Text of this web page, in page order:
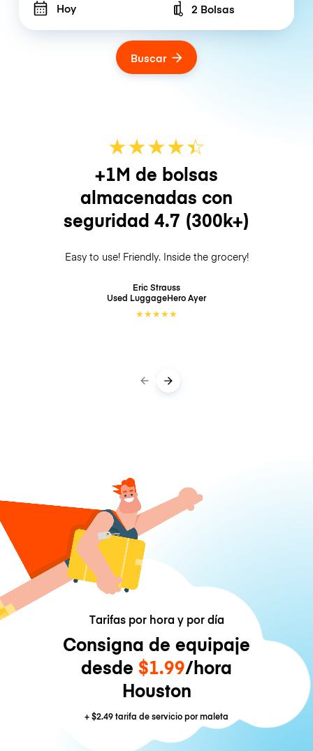
Hoy Number of bags
2 Bolsas
Buscar
★★★★☆
★
+1M de bolsas
almacenadas con
seguridad 4.7 (300k+)
Easy to use! Friendly. Inside the grocery!
Eric Strauss
Used LuggageHeroAyer
★★★★★
Tarifas por hora y por día
Consigna de equipaje
desde $1.99/hora
Houston
+$2.49tarifa de servicio por maleta